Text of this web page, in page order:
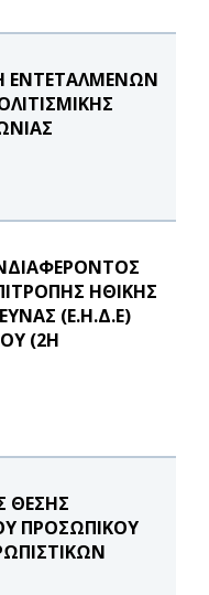
ΕΝΤΕΤΑΛΜΕΝΩΝ
ΗΘΙΚΗΣ
(Ε.Η.Δ.Ε)
(2Η
ΘΕΣΗΣ
ΠΡΟΣΩΠΙΚΟΥ